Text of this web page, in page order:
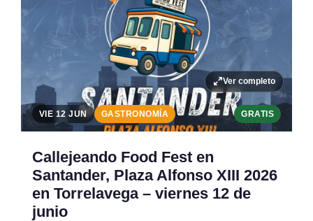
Ver completo
VIE 12 JUN GASTRONOMÍA GRATIS
Callejeando Food Fest en
Santander, Plaza Alfonso XIII 2026
en Torrelavega – viernes 12 de
junio